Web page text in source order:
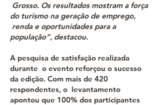
Grosso. Os resultados mostram a força
do turismo na geração de emprego,
renda e oportunidades para a
população”, destacou.
A pesquisa de satisfação realizada
durante o evento reforçou o sucesso
da edição. Com mais de 420
respondentes, o levantamento
apontou que 100% dos participantes